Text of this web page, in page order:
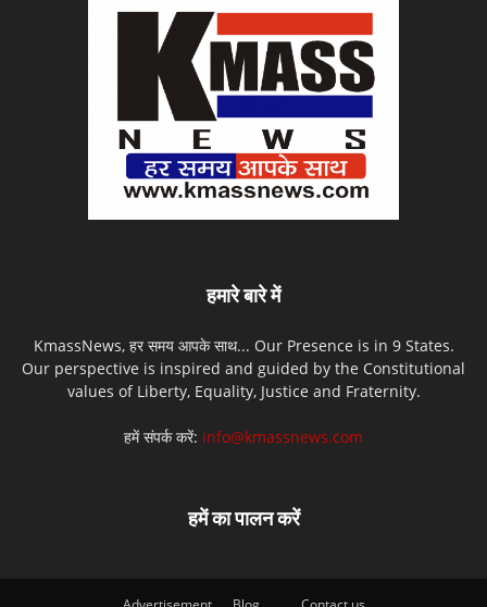
हमारे बारे में
KmassNews, हर समय आपके साथ... Our Presence is in 9 States.
Our perspective is inspired and guided by the Constitutional
values of Liberty, Equality, Justice and Fraternity.
हमें संपर्क करें: info@kmassnews.com
हमें का पालन करें